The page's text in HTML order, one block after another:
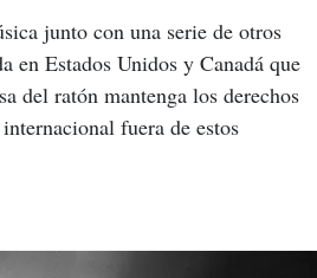
junto con una serie de otros
en Estados Unidos y Canadá que
del ratón mantenga los derechos
fuera de estos